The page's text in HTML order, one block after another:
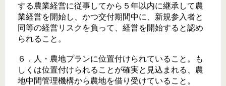
する農業経営に従事してから５年以内に継承して農
業経営を開始し、かつ交付期間中に、新規参入者と
同等の経営リスクを負って、経営を開始すると認め
られること。
６．人・農地プランに位置付けられていること。も
しくは位置付けられることが確実と見込まれる、農
地中間管理機構から農地を借り受けていること。